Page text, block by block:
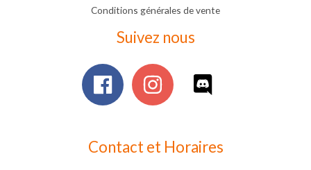
Conditions générales de vente
Suivez nous
Contact et Horaires